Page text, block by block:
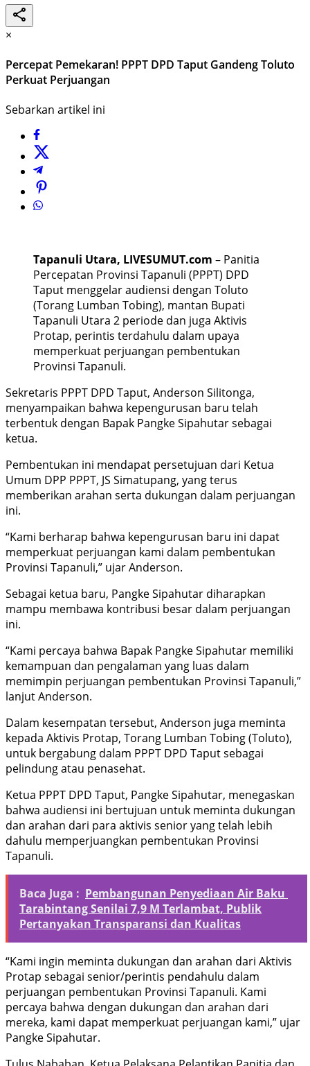
×
Percepat Pemekaran! PPPT DPD Taput Gandeng Toluto
Perkuat Perjuangan
Sebarkan artikel ini
Tapanuli Utara, LIVESUMUT.com – Panitia
Percepatan Provinsi Tapanuli (PPPT) DPD
Taput menggelar audiensi dengan Toluto
(Torang Lumban Tobing), mantan Bupati
Tapanuli Utara 2 periode dan juga Aktivis
Protap, perintis terdahulu dalam upaya
memperkuat perjuangan pembentukan
Provinsi Tapanuli.
Sekretaris PPPT DPD Taput, Anderson Silitonga,
menyampaikan bahwa kepengurusan baru telah
terbentuk dengan Bapak Pangke Sipahutar sebagai
ketua.
Pembentukan ini mendapat persetujuan dari Ketua
Umum DPP PPPT, JS Simatupang, yang terus
memberikan arahan serta dukungan dalam perjuangan
ini.
“Kami berharap bahwa kepengurusan baru ini dapat
memperkuat perjuangan kami dalam pembentukan
Provinsi Tapanuli,” ujar Anderson.
Sebagai ketua baru, Pangke Sipahutar diharapkan
mampu membawa kontribusi besar dalam perjuangan
ini.
“Kami percaya bahwa Bapak Pangke Sipahutar memiliki
kemampuan dan pengalaman yang luas dalam
memimpin perjuangan pembentukan Provinsi Tapanuli,”
lanjut Anderson.
Dalam kesempatan tersebut, Anderson juga meminta
kepada Aktivis Protap, Torang Lumban Tobing (Toluto),
untuk bergabung dalam PPPT DPD Taput sebagai
pelindung atau penasehat.
Ketua PPPT DPD Taput, Pangke Sipahutar, menegaskan
bahwa audiensi ini bertujuan untuk meminta dukungan
dan arahan dari para aktivis senior yang telah lebih
dahulu memperjuangkan pembentukan Provinsi
Tapanuli.
Baca Juga : Pembangunan Penyediaan Air Baku
Tarabintang Senilai 7,9 M Terlambat, Publik
Pertanyakan Transparansi dan Kualitas
“Kami ingin meminta dukungan dan arahan dari Aktivis
Protap sebagai senior/perintis pendahulu dalam
perjuangan pembentukan Provinsi Tapanuli. Kami
percaya bahwa dengan dukungan dan arahan dari
mereka, kami dapat memperkuat perjuangan kami,” ujar
Pangke Sipahutar.